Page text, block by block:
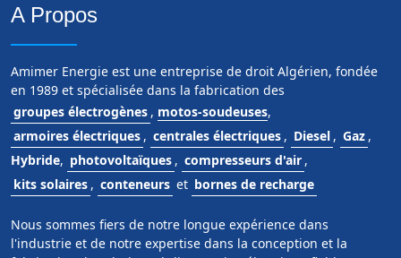
A Propos
Amimer Energie est une entreprise de droit Algérien, fondée
en 1989 et spécialisée dans la fabrication des
groupes électrogènes , motos-soudeuses,
armoires électriques , centrales électriques , Diesel , Gaz ,
Hybride, photovoltaïques , compresseurs d'air ,
kits solaires , conteneurs et bornes de recharge
Nous sommes fiers de notre longue expérience dans
l'industrie et de notre expertise dans la conception et la